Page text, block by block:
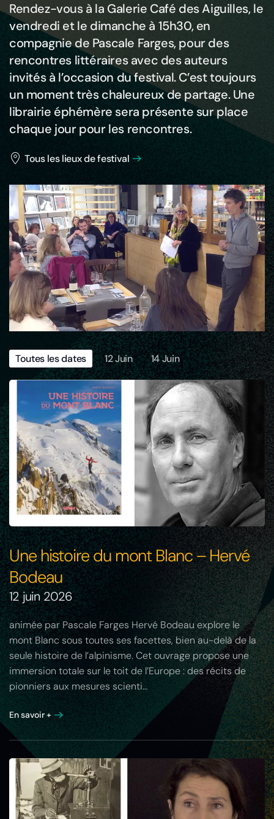
Rendez-vous à la Galerie Café des Aiguilles, le
vendredi et le dimanche à 15h30, en
compagnie de Pascale Farges, pour des
rencontres littéraires avec des auteurs
invités à l’occasion du festival. C’est toujours
un moment très chaleureux de partage. Une
librairie éphémère sera présente sur place
chaque jour pour les rencontres.
Tous les lieux de festival
Toutes les dates 12 Juin 14 Juin
Une histoire du mont Blanc – Hervé
Bodeau
12 juin 2026
animée par Pascale Farges Hervé Bodeau explore le
mont Blanc sous toutes ses facettes, bien au-delà de la
seule histoire de l’alpinisme. Cet ouvrage propose une
immersion totale sur le toit de l’Europe : des récits de
pionniers aux mesures scienti…
En savoir +